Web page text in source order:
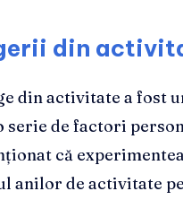
din
din activitate a fost
serie de factori
că
anilor de activitate